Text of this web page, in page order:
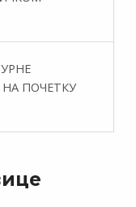
ПОЧЕТКУ